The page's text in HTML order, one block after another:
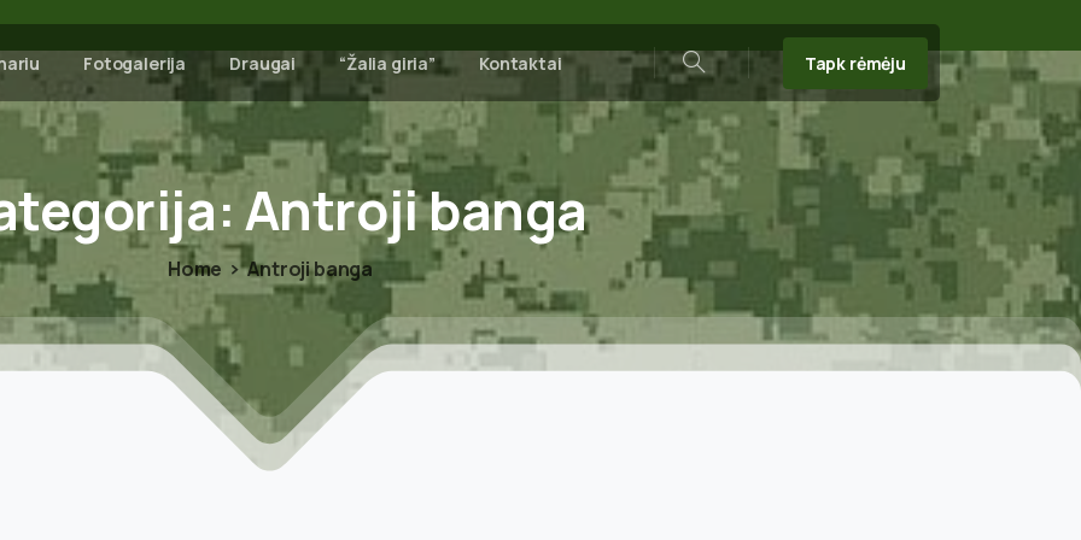
Fotogalerija Draugai “Žalia giria” Kontaktai
Search
Tapk rėmėju
Antrojibanga
Home Antroji banga